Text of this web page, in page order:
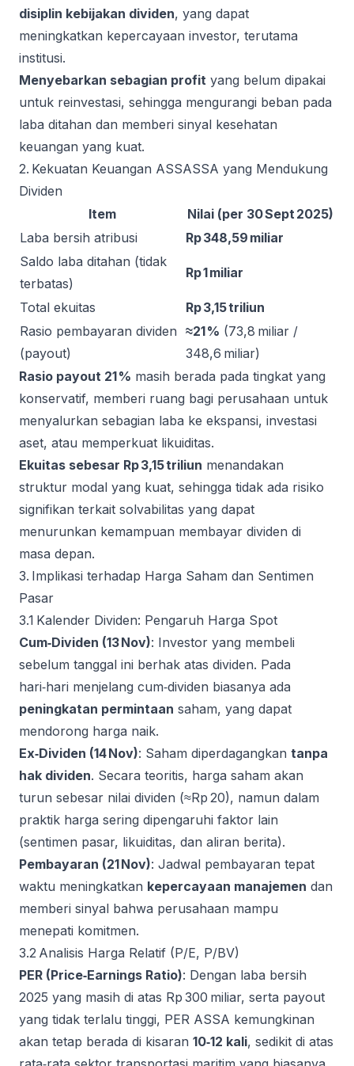
disiplin kebijakan dividen, yang dapat
meningkatkan kepercayaan investor, terutama
institusi.
Menyebarkan sebagian profit yang belum dipakai
untuk reinvestasi, sehingga mengurangi beban pada
laba ditahan dan memberi sinyal kesehatan
keuangan yang kuat.
2. Kekuatan Keuangan ASSASSA yang Mendukung
Dividen
Item
Nilai (per 30 Sept 2025)
Laba bersih atribusi
Rp 348,59 miliar
Saldo laba ditahan (tidak
terbatas)
Rp 1 miliar
Total ekuitas
Rp 3,15 triliun
Rasio pembayaran dividen
(payout)
≈21 % (73,8 miliar /
348,6 miliar)
Rasio payout 21 % masih berada pada tingkat yang
konservatif, memberi ruang bagi perusahaan untuk
menyalurkan sebagian laba ke ekspansi, investasi
aset, atau memperkuat likuiditas.
Ekuitas sebesar Rp 3,15 triliun menandakan
struktur modal yang kuat, sehingga tidak ada risiko
signifikan terkait solvabilitas yang dapat
menurunkan kemampuan membayar dividen di
masa depan.
3. Implikasi terhadap Harga Saham dan Sentimen
Pasar
3.1 Kalender Dividen: Pengaruh Harga Spot
Cum‑Dividen (13 Nov): Investor yang membeli
sebelum tanggal ini berhak atas dividen. Pada
hari‑hari menjelang cum‑dividen biasanya ada
peningkatan permintaan saham, yang dapat
mendorong harga naik.
Ex‑Dividen (14 Nov): Saham diperdagangkan tanpa
hak dividen. Secara teoritis, harga saham akan
turun sebesar nilai dividen (≈Rp 20), namun dalam
praktik harga sering dipengaruhi faktor lain
(sentimen pasar, likuiditas, dan aliran berita).
Pembayaran (21 Nov): Jadwal pembayaran tepat
waktu meningkatkan kepercayaan manajemen dan
memberi sinyal bahwa perusahaan mampu
menepati komitmen.
3.2 Analisis Harga Relatif (P/E, P/BV)
PER (Price‑Earnings Ratio): Dengan laba bersih
2025 yang masih di atas Rp 300 miliar, serta payout
yang tidak terlalu tinggi, PER ASSA kemungkinan
akan tetap berada di kisaran 10‑12 kali, sedikit di atas